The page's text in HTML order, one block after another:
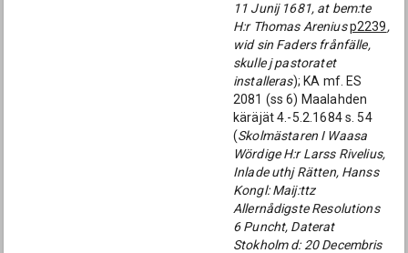
11 Junij 1681, at bem:te
H:r Thomas Arenius p2239,
wid sin Faders frånfälle,
skulle j pastoratet
installeras); KA mf. ES
2081 (ss 6) Maalahden
käräjät 4.-5.2.1684 s. 54
(Skolmästaren I Waasa
Wördige H:r Larss Rivelius,
Inlade uthj Rätten, Hanss
Kongl: Maij:ttz
Allernådigste Resolutions
6 Puncht, Daterat
Stokholm d: 20 Decembris